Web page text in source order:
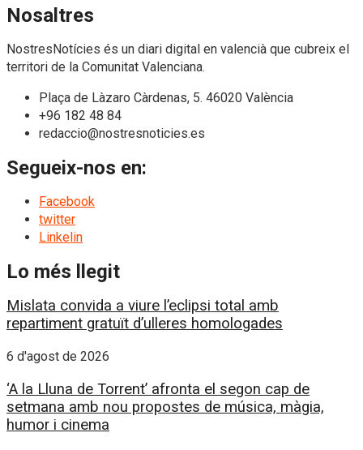
Nosaltres
NostresNotícies és un diari digital en valencià que cubreix el
territori de la Comunitat Valenciana.
Plaça de Làzaro Càrdenas, 5. 46020 València
+96 182 48 84
redaccio@nostresnoticies.es
Segueix-nos en:
Facebook
twitter
Linkelin
Lo més llegit
Mislata convida a viure l’eclipsi total amb
repartiment gratuït d’ulleres homologades
6 d'agost de 2026
‘A la Lluna de Torrent’ afronta el segon cap de
setmana amb nou propostes de música, màgia,
humor i cinema